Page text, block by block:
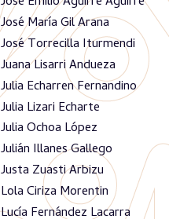
José María Gil Arana
José Torrecilla Iturmendi
Juana Lisarri Andueza
Julia Echarren Fernandino
Julia Lizari Echarte
Julia Ochoa López
Julián Illanes Gallego
Justa Zuasti Arbizu
Lola Ciriza Morentin
Lucía Fernández Lacarra